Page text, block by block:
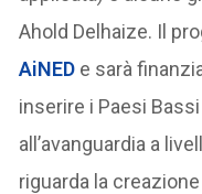
Ahold Delhaize. Il
AiNED e sarà
inserire i Paesi
all’avanguardia a
riguarda la